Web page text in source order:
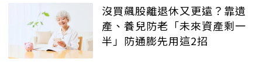
沒買飆股離退休又更遠？靠遺
產、養兒防老「未來資產剩一
半」防通膨先用這2招